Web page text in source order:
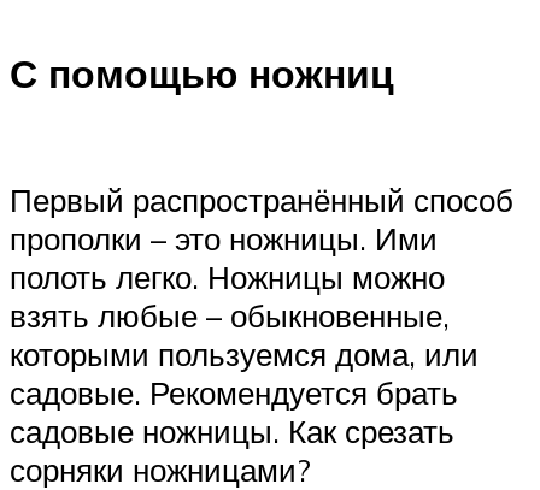
С помощью ножниц
Первый распространённый способ
прополки – это ножницы. Ими
полоть легко. Ножницы можно
взять любые – обыкновенные,
которыми пользуемся дома, или
садовые. Рекомендуется брать
садовые ножницы. Как срезать
сорняки ножницами?